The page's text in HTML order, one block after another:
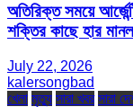
অতিরিক্ত সময়ে
শক্তির কাছে হার
July 22, 2026
kalersongbad
খেলা মৃত্যু সারা খবর সারা